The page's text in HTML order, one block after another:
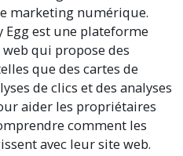
marketing numérique.
Egg est une plateforme
web qui propose des
que des cartes de
de clics et des analyses
aider les propriétaires
comment les
avec leur site web.